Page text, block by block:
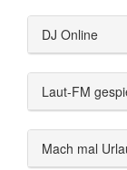
DJ Online
Laut-FM
Mach mal